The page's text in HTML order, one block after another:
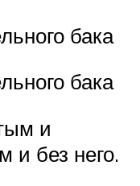
бака
бака
и
и без него.